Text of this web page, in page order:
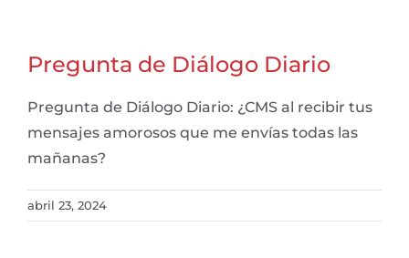
Pregunta de Diálogo Diario
Pregunta de Diálogo Diario: ¿CMS al recibir tus
mensajes amorosos que me envías todas las
mañanas?
abril 23, 2024